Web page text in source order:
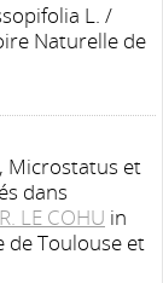
L. /
Naturelle de
Microstatus et
dans
R. LE COHU in
de Toulouse et